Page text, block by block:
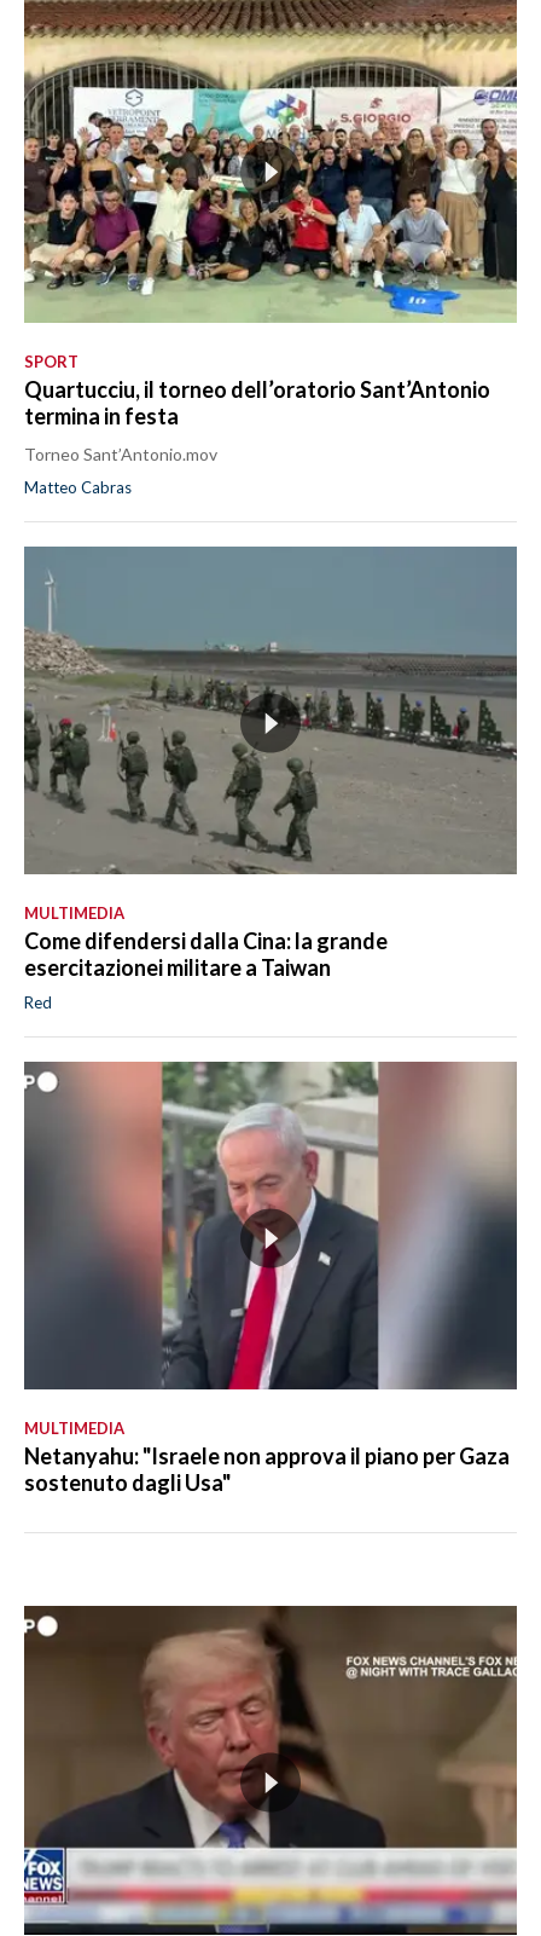
SPORT
Quartucciu, il torneo dell’oratorio Sant’Antonio
termina in festa
Torneo Sant’Antonio.mov
Matteo Cabras
MULTIMEDIA
Come difendersi dalla Cina: la grande
esercitazionei militare a Taiwan
Red
MULTIMEDIA
Netanyahu: "Israele non approva il piano per Gaza
sostenuto dagli Usa"